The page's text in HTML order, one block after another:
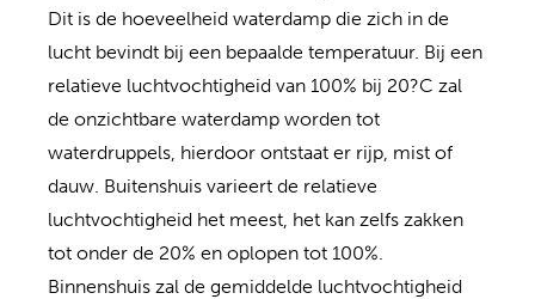
Dit is de hoeveelheid waterdamp die zich in de
lucht bevindt bij een bepaalde temperatuur. Bij een
relatieve luchtvochtigheid van 100% bij 20?C zal
de onzichtbare waterdamp worden tot
waterdruppels, hierdoor ontstaat er rijp, mist of
dauw. Buitenshuis varieert de relatieve
luchtvochtigheid het meest, het kan zelfs zakken
tot onder de 20% en oplopen tot 100%.
Binnenshuis zal de gemiddelde luchtvochtigheid